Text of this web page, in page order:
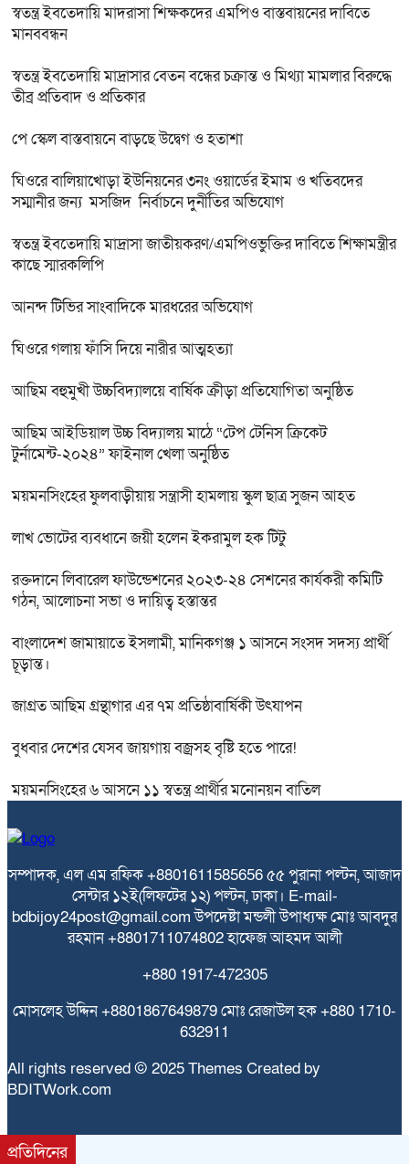
স্বতন্ত্র ইবতেদায়ি মাদরাসা শিক্ষকদের এমপিও বাস্তবায়নের দাবিতে
মানববন্ধন
স্বতন্ত্র ইবতেদায়ি মাদ্রাসার বেতন বন্ধের চক্রান্ত ও মিথ্যা মামলার বিরুদ্ধে
তীব্র প্রতিবাদ ও প্রতিকার
পে স্কেল বাস্তবায়নে বাড়ছে উদ্বেগ ও হতাশা
ঘিওরে বালিয়াখোড়া ইউনিয়নের ৩নং ওয়ার্ডের ইমাম ও খতিবদের
সম্মানীর জন্য মসজিদ নির্বাচনে দুর্নীতির অভিযোগ
স্বতন্ত্র ইবতেদায়ি মাদ্রাসা জাতীয়করণ/এমপিওভুক্তির দাবিতে শিক্ষামন্ত্রীর
কাছে স্মারকলিপি
আনন্দ টিভির সাংবাদিকে মারধরের অভিযোগ
ঘিওরে গলায় ফাঁসি দিয়ে নারীর আত্মহত্যা
আছিম বহুমুখী উচ্চবিদ্যালয়ে বার্ষিক ক্রীড়া প্রতিযোগিতা অনুষ্ঠিত
আছিম আইডিয়াল উচ্চ বিদ্যালয় মাঠে “টেপ টেনিস ক্রিকেট
টুর্নামেন্ট-২০২৪” ফাইনাল খেলা অনুষ্ঠিত
ময়মনসিংহের ফুলবাড়ীয়ায় সন্ত্রাসী হামলায় স্কুল ছাত্র সুজন আহত
লাখ ভোটের ব্যবধানে জয়ী হলেন ইকরামুল হক টিটু
রক্তদানে লিবারেল ফাউন্ডেশনের ২০২৩-২৪ সেশনের কার্যকরী কমিটি
গঠন, আলোচনা সভা ও দায়িত্ব হস্তান্তর
বাংলাদেশ জামায়াতে ইসলামী, মানিকগঞ্জ ১ আসনে সংসদ সদস্য প্রার্থী
চূড়ান্ত।
জাগ্রত আছিম গ্রন্থাগার এর ৭ম প্রতিষ্ঠাবার্ষিকী উৎযাপন
বুধবার দেশের যেসব জায়গায় বজ্রসহ বৃষ্টি হতে পারে!
ময়মনসিংহের ৬ আসনে ১১ স্বতন্ত্র প্রার্থীর মনোনয়ন বাতিল
সম্পাদক, এল এম রফিক +8801611585656৫৫ পুরানা পল্টন, আজাদ
সেন্টার ১২ই(লিফটের ১২) পল্টন, ঢাকা। E-mail-
bdbijoy24post@gmail.com উপদেষ্টা মন্ডলীউপাধ্যক্ষ মোঃ আবদুর
রহমান +8801711074802হাফেজ আহমদ আলী
+880 1917-472305
মোসলেহ উদ্দিন +8801867649879মোঃ রেজাউল হক+880 1710-
632911
All rights reserved © 2025 Themes Created by
BDITWork.com
প্রতিদিনের
bdit.com.bd